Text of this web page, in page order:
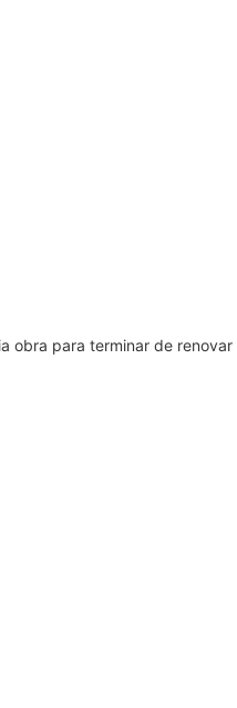
obra para terminar de renovar